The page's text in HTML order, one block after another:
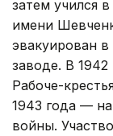
затем учился
имени
эвакуирован
заводе. В
Рабоче-
1943 года —
войны.